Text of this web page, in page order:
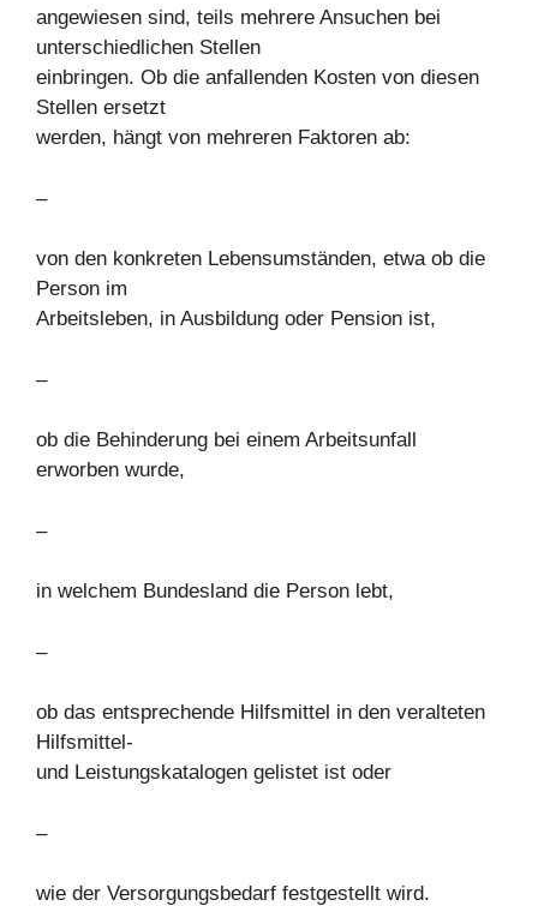
angewiesen sind, teils mehrere Ansuchen bei
unterschiedlichen Stellen
einbringen. Ob die anfallenden Kosten von diesen
Stellen ersetzt
werden, hängt von mehreren Faktoren ab:
–
von den konkreten Lebensumständen, etwa ob die
Person im
Arbeitsleben, in Ausbildung oder Pension ist,
–
ob die Behinderung bei einem Arbeitsunfall
erworben wurde,
–
in welchem Bundesland die Person lebt,
–
ob das entsprechende Hilfsmittel in den veralteten
Hilfsmittel-
und Leistungskatalogen gelistet ist oder
–
wie der Versorgungsbedarf festgestellt wird.